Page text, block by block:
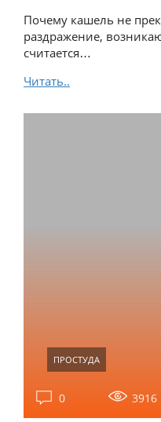
Почему кашель не
раздражение,
считается…
Читать..
ПРОСТУДА
0 3916